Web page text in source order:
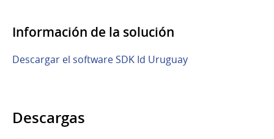
Información de la solución
Descargar el software SDK Id Uruguay
Descargas